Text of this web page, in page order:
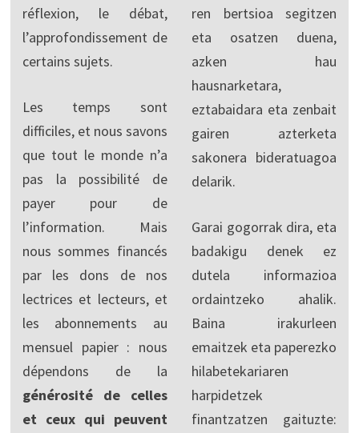
réflexion, le débat,
l’approfondissement de
certains sujets.
Les temps sont
difficiles, et nous savons
que tout le monde n’a
pas la possibilité de
payer pour de
l’information. Mais
nous sommes financés
par les dons de nos
lectrices et lecteurs, et
les abonnements au
mensuel papier : nous
dépendons de la
générosité de celles
et ceux qui peuvent
ren bertsioa segitzen
eta osatzen duena,
azken hau
hausnarketara,
eztabaidara eta zenbait
gairen azterketa
sakonera bideratuagoa
delarik.
Garai gogorrak dira, eta
badakigu denek ez
dutela informazioa
ordaintzeko ahalik.
Baina irakurleen
emaitzek eta paperezko
hilabetekariaren
harpidetzek
finantzatzen gaituzte: